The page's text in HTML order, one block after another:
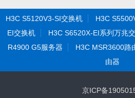
H3C S5120V3-SI交换机 H3C
EI交换机
H3C S6520X-EI系列万兆
R4900 G5服务器
H3C MSR3600路
由器
京ICP备